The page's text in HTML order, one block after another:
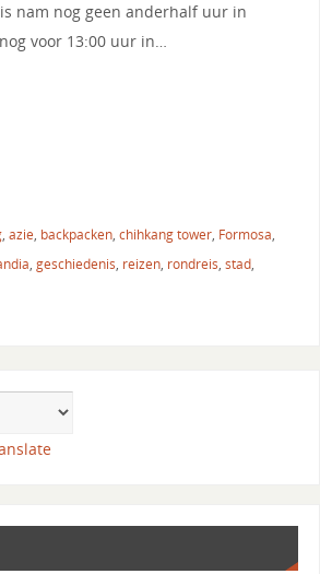
nam nog geen anderhalf uur in
voor 13:00 uur in…
, azie, backpacken, chihkang tower, Formosa,
, geschiedenis, reizen, rondreis, stad,